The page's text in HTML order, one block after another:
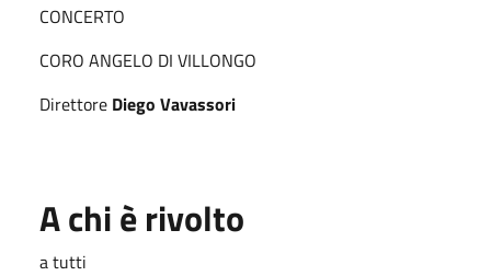
CONCERTO
CORO ANGELO DI VILLONGO
Direttore Diego Vavassori
A chi è rivolto
a tutti